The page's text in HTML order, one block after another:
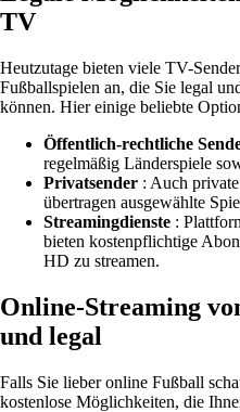
TV
Heutzutage bieten viele TV-
Fußballspielen an, die Sie legal
können. Hier einige beliebte
Öffentlich-rechtliche
regelmäßig Länderspiele
Privatsender : Auch
übertragen ausgewählte
Streamingdienste :
bieten kostenpflichtige
HD zu streamen.
Online-Streaming
und legal
Falls Sie lieber online Fußball
kostenlose Möglichkeiten, die